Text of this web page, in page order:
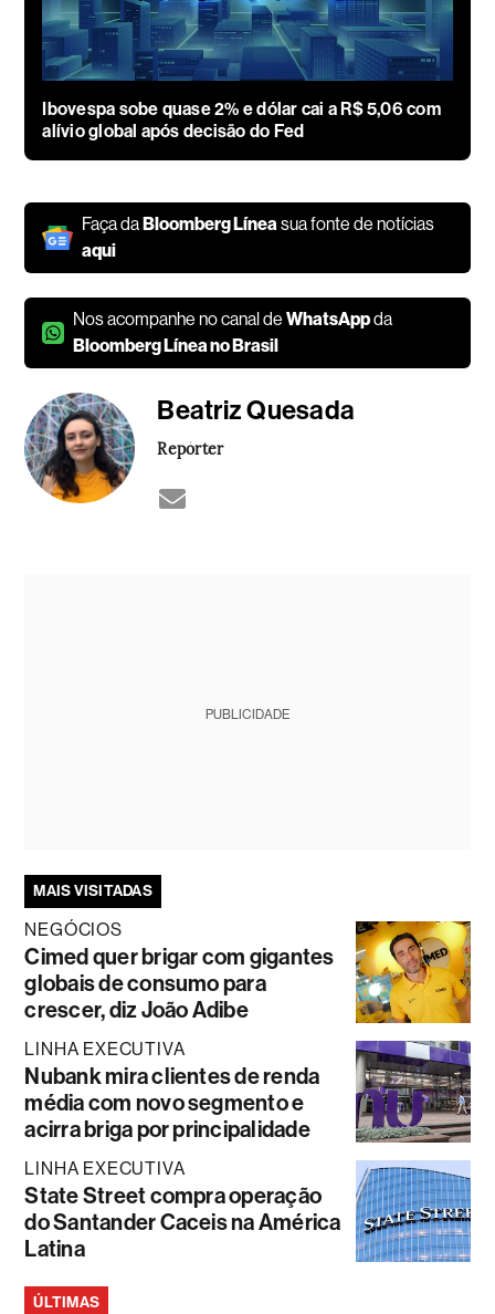
Ibovespa sobe quase 2% e dólar cai a R$ 5,06 com
alívio global após decisão do Fed
Faça daBloomberg Líneasua fonte de notícias
aqui
Nos acompanhe no canal deWhatsAppda
Bloomberg Línea no Brasil
Beatriz Quesada
Repórter
PUBLICIDADE
MAIS VISITADAS
NEGÓCIOS
Cimed quer brigar com gigantes
globais de consumo para
crescer, diz João Adibe
LINHA EXECUTIVA
Nubank mira clientes de renda
média com novo segmento e
acirra briga por principalidade
LINHA EXECUTIVA
State Street compra operação
do Santander Caceis na América
Latina
ÚLTIMAS